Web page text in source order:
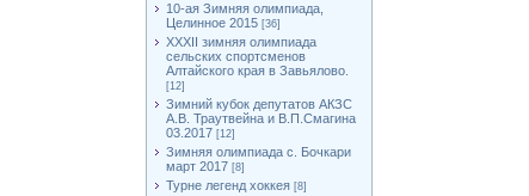
10-ая Зимняя олимпиада,
Целинное 2015 [36]
XXXII зимняя олимпиада
сельских спортсменов
Алтайского края в Завьялово.
[12]
Зимний кубок депутатов АКЗС
А.В. Траутвейна и В.П.Смагина
03.2017 [12]
Зимняя олимпиада с. Бочкари
март 2017 [8]
Турне легенд хоккея [8]